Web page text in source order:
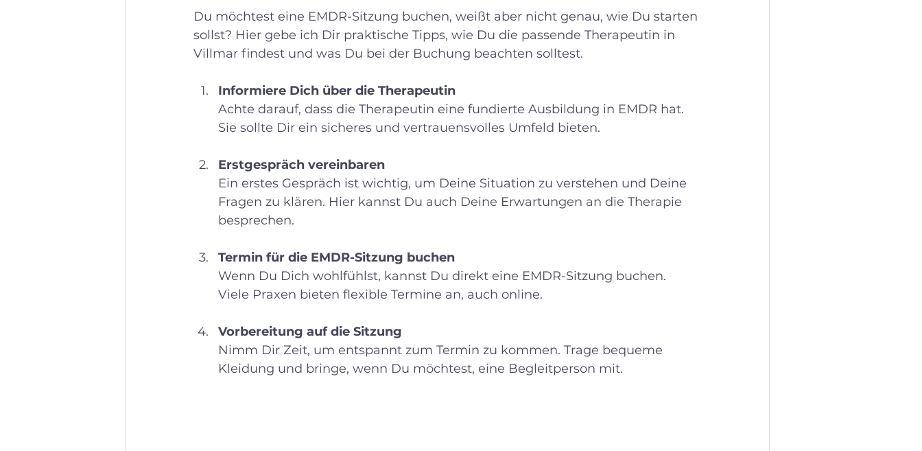
Du möchtest eine EMDR-Sitzung buchen, weißt aber nicht genau, wie Du starten
sollst? Hier gebe ich Dir praktische Tipps, wie Du die passende Therapeutin in
Villmar findest und was Du bei der Buchung beachten solltest.
Informiere Dich über die Therapeutin
Achte darauf, dass die Therapeutin eine fundierte Ausbildung in EMDR hat.
Sie sollte Dir ein sicheres und vertrauensvolles Umfeld bieten.
Erstgespräch vereinbaren
Ein erstes Gespräch ist wichtig, um Deine Situation zu verstehen und Deine
Fragen zu klären. Hier kannst Du auch Deine Erwartungen an die Therapie
besprechen.
Termin für die EMDR-Sitzung buchen
Wenn Du Dich wohlfühlst, kannst Du direkt eine EMDR-Sitzung buchen.
Viele Praxen bieten flexible Termine an, auch online.
Vorbereitung auf die Sitzung
Nimm Dir Zeit, um entspannt zum Termin zu kommen. Trage bequeme
Kleidung und bringe, wenn Du möchtest, eine Begleitperson mit.